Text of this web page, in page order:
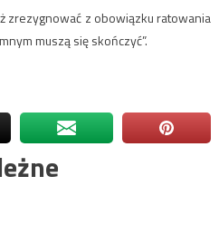
zrezygnować z obowiązku ratowania
muszą się skończyć”.